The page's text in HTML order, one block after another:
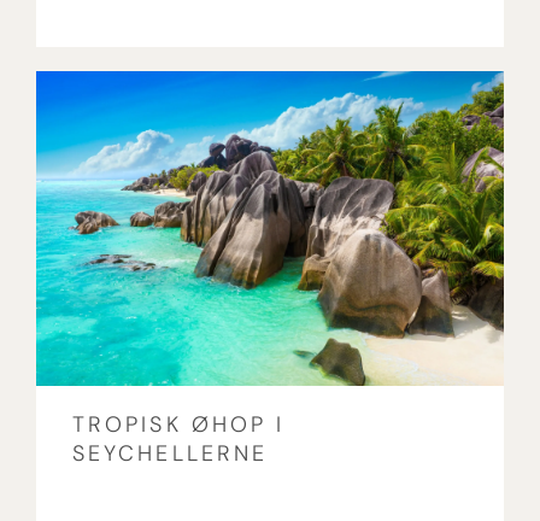
TROPISK ØHOP I
SEYCHELLERNE